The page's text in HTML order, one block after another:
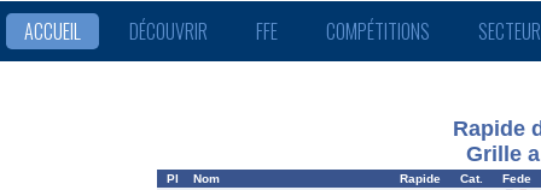
ACCUEIL DÉCOUVRIR FFE COMPÉTITIONS
Rapide
Grille
Pl Nom Rapide Cat.
Fede